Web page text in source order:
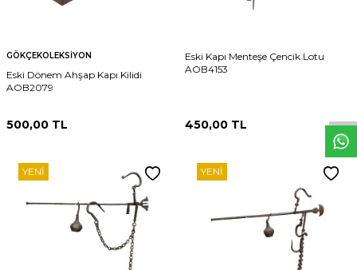
GÖKÇEKOLEKSIYON
Eski Dönem Ahşap Kapı Kilidi
AOB2079
500,00 TL
Eski Kapı Menteşe Çencik Lotu
AOB4153
450,00 TL
YENI YENI